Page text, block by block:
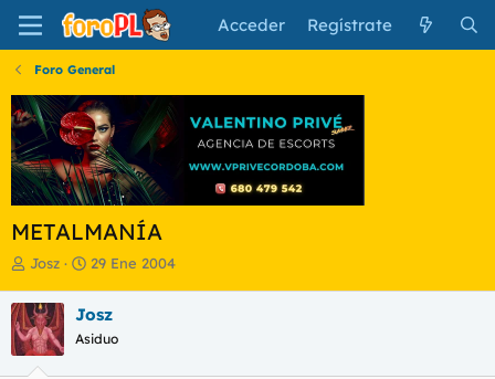
Acceder Regístrate
Foro General
METALMANÍA
I
i
c
i
a
Josz
F
h
a
29 Ene 2004
Josz
Asiduo